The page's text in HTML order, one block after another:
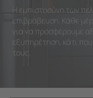
Η εμπιστοσύνη των
επιβράβευση. Κάθε
για να προσφέρουμε
εξυπηρέτηση, κάτι
τους.